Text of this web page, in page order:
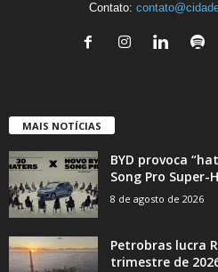
Contato:
MAIS NOTÍCIAS
BYD provoca
Song Pro Super-
8 de agosto de 2026
Petrobras lucra
trimestre de